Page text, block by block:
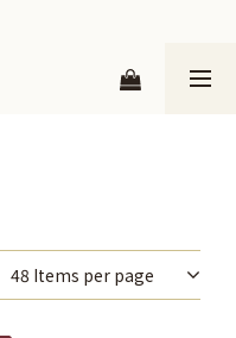
48 Items per page